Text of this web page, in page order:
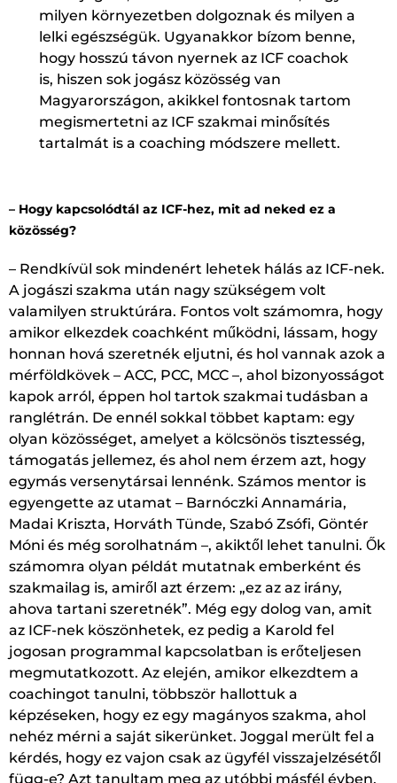
milyen környezetben dolgoznak és milyen a
lelki egészségük. Ugyanakkor bízom benne,
hogy hosszú távon nyernek az ICF coachok
is, hiszen sok jogász közösség van
Magyarországon, akikkel fontosnak tartom
megismertetni az ICF szakmai minősítés
tartalmát is a coaching módszere mellett.
– Hogy kapcsolódtál az ICF-hez, mit ad neked ez a
közösség?
– Rendkívül sok mindenért lehetek hálás az ICF-nek.
A jogászi szakma után nagy szükségem volt
valamilyen struktúrára. Fontos volt számomra, hogy
amikor elkezdek coachként működni, lássam, hogy
honnan hová szeretnék eljutni, és hol vannak azok a
mérföldkövek – ACC, PCC, MCC –, ahol bizonyosságot
kapok arról, éppen hol tartok szakmai tudásban a
ranglétrán. De ennél sokkal többet kaptam: egy
olyan közösséget, amelyet a kölcsönös tisztesség,
támogatás jellemez, és ahol nem érzem azt, hogy
egymás versenytársai lennénk. Számos mentor is
egyengette az utamat – Barnóczki Annamária,
Madai Kriszta, Horváth Tünde, Szabó Zsófi, Göntér
Móni és még sorolhatnám –, akiktől lehet tanulni. Ők
számomra olyan példát mutatnak emberként és
szakmailag is, amiről azt érzem: „ez az az irány,
ahova tartani szeretnék”. Még egy dolog van, amit
az ICF-nek köszönhetek, ez pedig a Karold fel
jogosan programmal kapcsolatban is erőteljesen
megmutatkozott. Az elején, amikor elkezdtem a
coachingot tanulni, többször hallottuk a
képzéseken, hogy ez egy magányos szakma, ahol
nehéz mérni a saját sikerünket. Joggal merült fel a
kérdés, hogy ez vajon csak az ügyfél visszajelzésétől
függ-e? Azt tanultam meg az utóbbi másfél évben,